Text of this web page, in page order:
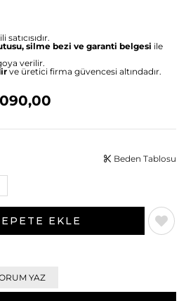
silme bezi ve garanti belgesi ile
verilir.
ve üretici firma güvencesi altındadır.
Beden Tablosu
YAZ